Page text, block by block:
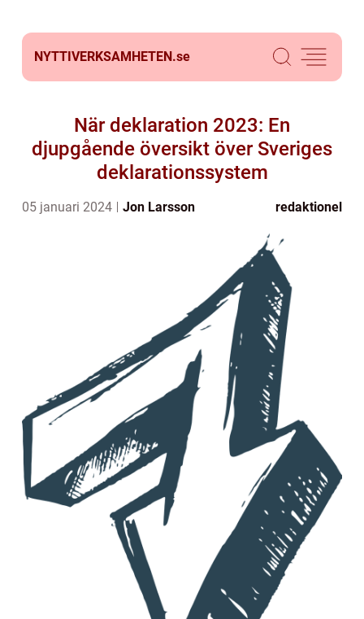
NYTTIVERKSAMHETEN.se
När deklaration 2023: En
djupgående översikt över Sveriges
deklarationssystem
05 januari 2024 Jon Larsson redaktionel